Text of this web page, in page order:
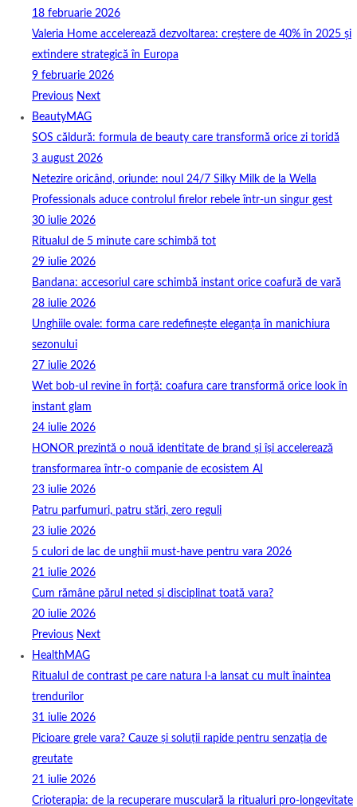
18 februarie 2026
Valeria Home accelerează dezvoltarea: creștere de 40% în 2025 și
extindere strategică în Europa
9 februarie 2026
Previous Next
BeautyMAG
SOS căldură: formula de beauty care transformă orice zi toridă
3 august 2026
Netezire oricând, oriunde: noul 24/7 Silky Milk de la Wella
Professionals aduce controlul firelor rebele într-un singur gest
30 iulie 2026
Ritualul de 5 minute care schimbă tot
29 iulie 2026
Bandana: accesoriul care schimbă instant orice coafură de vară
28 iulie 2026
Unghiile ovale: forma care redefinește eleganța în manichiura
sezonului
27 iulie 2026
Wet bob-ul revine în forță: coafura care transformă orice look în
instant glam
24 iulie 2026
HONOR prezintă o nouă identitate de brand și își accelerează
transformarea într-o companie de ecosistem AI
23 iulie 2026
Patru parfumuri, patru stări, zero reguli
23 iulie 2026
5 culori de lac de unghii must‑have pentru vara 2026
21 iulie 2026
Cum rămâne părul neted și disciplinat toată vara?
20 iulie 2026
Previous Next
HealthMAG
Ritualul de contrast pe care natura l-a lansat cu mult înaintea
trendurilor
31 iulie 2026
Picioare grele vara? Cauze și soluții rapide pentru senzația de
greutate
21 iulie 2026
Crioterapia: de la recuperare musculară la ritualuri pro‑longevitate